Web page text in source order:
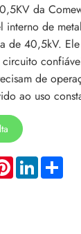
da
interno de
de 40,5kV.
de
ao uso
PinterestLinkedInShare